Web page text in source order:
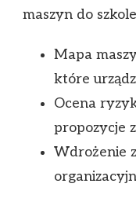
maszyn do
Mapa
które
Ocena
propozycje
Wdrożenie